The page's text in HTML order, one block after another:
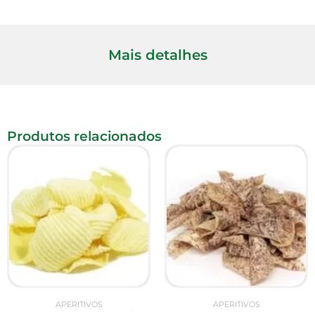
Mais detalhes
Produtos relacionados
APERITIVOS APERITIVOS